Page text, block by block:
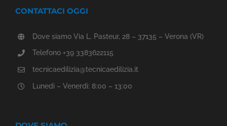
CONTATTACI OGGI
Dove siamo Via L. Pasteur, 28 – 37135 – Verona (VR)
Telefono +39 3383622115
tecnicaedilizia@tecnicaedilizia.it
Lunedì – Venerdì: 8:00 – 13:00